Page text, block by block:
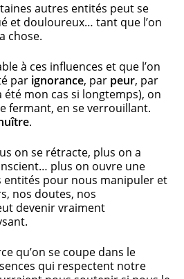
autres entités peut se
et douloureux… tant que l’on
chose.
à ces influences et que l’on
par ignorance, par peur, par
été mon cas si longtemps), on
fermant, en se verrouillant.
.
on se rétracte, plus on a
plus on ouvre une
pour nous manipuler et
nos doutes, nos
devenir vraiment
qu’on se coupe dans le
qui respectent notre